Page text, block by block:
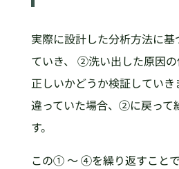
実際に設計した分析方法に
ていき、 ②洗い出した原因
正しいかどうか検証していき
違っていた場合、②に戻って
す。
この① 〜 ④を繰り返すこと